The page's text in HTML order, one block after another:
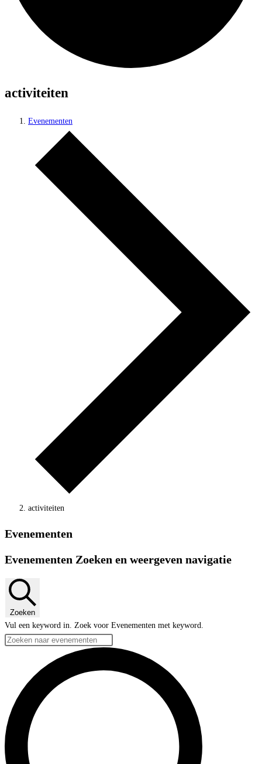
activiteiten
Evenementen
activiteiten
Evenementen
Evenementen Zoeken en weergeven navigatie
Zoeken
Vul een keyword in. Zoek voor Evenementen met keyword.